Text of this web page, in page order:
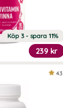
Köp 3 - spara 11%
239 kr
4.3